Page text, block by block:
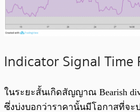
Indicator Signal Time
ในระยะสั้นเกิดสัญญาณ Bearish
ซึ่งบ่งบอกว่าราคานั้นมีโอกาสที่จะ